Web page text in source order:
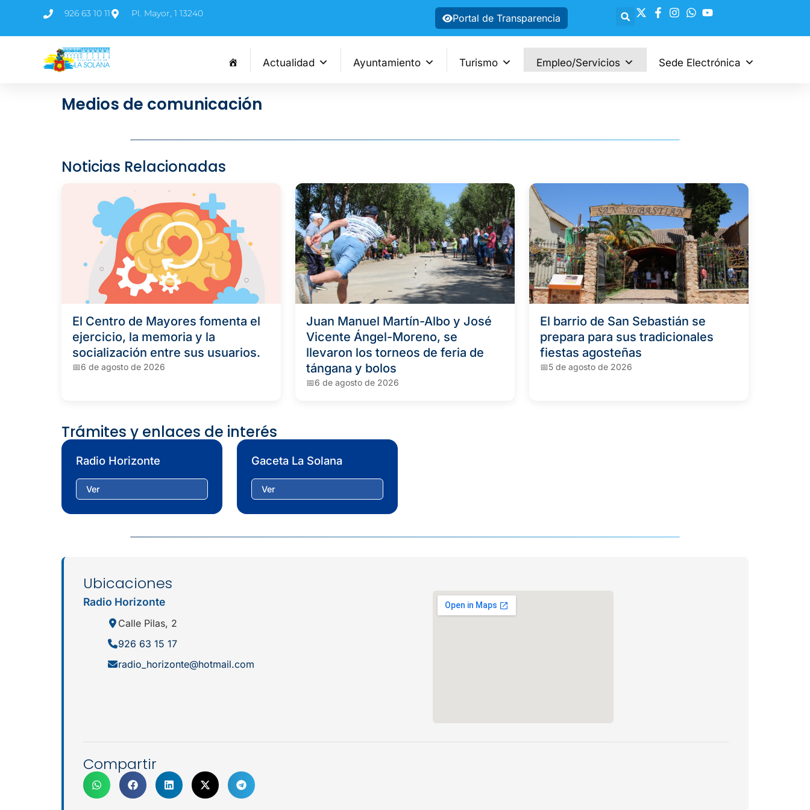
926 63 10 11 Pl. Mayor, 1 13240 Portal de Transparencia
Actualidad Ayuntamiento Turismo Empleo/Servicios Sede Electrónica
Medios de comunicación
Noticias Relacionadas
El Centro de Mayores fomenta el
ejercicio, la memoria y la
socialización entre sus usuarios.
6 de agosto de 2026
Juan Manuel Martín-Albo y José
Vicente Ángel-Moreno, se
llevaron los torneos de feria de
tángana y bolos
6 de agosto de 2026
El barrio de San Sebastián se
prepara para sus tradicionales
fiestas agosteñas
5 de agosto de 2026
Trámites y enlaces de interés
Radio Horizonte
Ver
Gaceta La Solana
Ver
Ubicaciones
Radio Horizonte
Calle Pilas, 2
926 63 15 17
radio_horizonte@hotmail.com
Compartir